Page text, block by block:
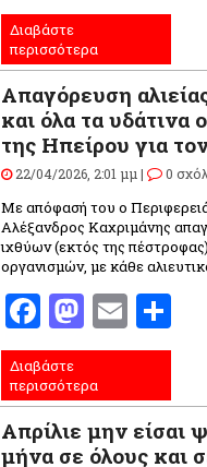
Διαβάστε
περισσότερα
Απαγόρευση
και όλα τα υδάτινα
της Ηπείρου για
22/04/2026, 2:01 μμ | 0
Με απόφασή του ο
Αλέξανδρος Καχριμάνης
ιχθύων (εκτός της
οργανισμών, με κάθε
Facebook
Email
Διαβάστε
περισσότερα
Απρίλιε μην είσαι
μήνα σε όλους και